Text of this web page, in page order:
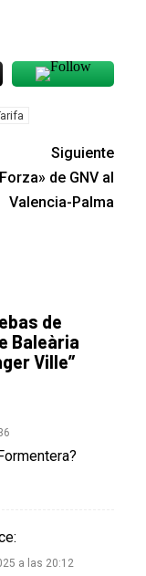
Siguiente
de GNV al
Valencia-Palma
de
Baleària
Ville”
a las 20:12